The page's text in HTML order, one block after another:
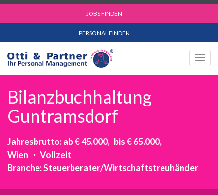
JOBS FINDEN
PERSONAL FINDEN
Bilanzbuchhaltung
Guntramsdorf
Jahresbrutto: ab € 45.000,- bis € 65.000,-
Wien ・ Vollzeit
Branche: Steuerberater/Wirtschaftstreuhänder